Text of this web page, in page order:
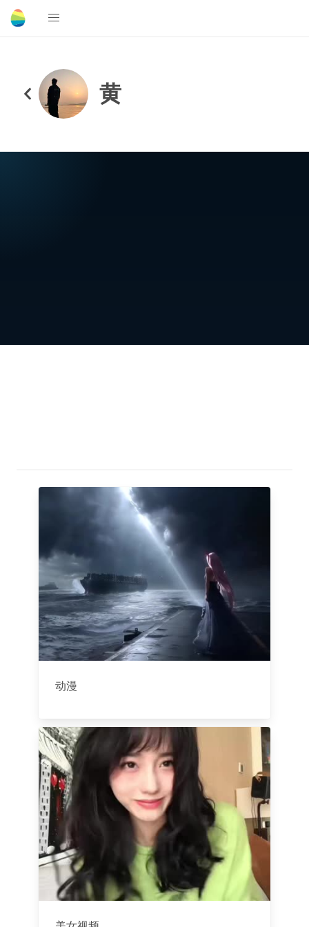
ㅤㅤㅤㅤㅤ黄
动漫